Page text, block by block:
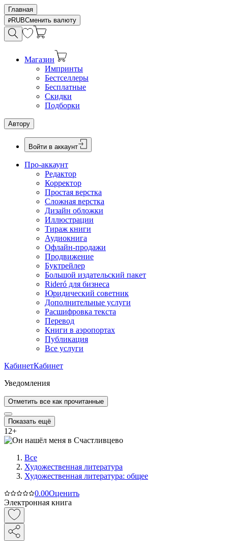
Главная
RUBСменить валюту
Магазин
Импринты
Бестселлеры
Бесплатные
Скидки
Подборки
Автору
Войти в аккаунт
Про-аккаунт
Редактор
Корректор
Простая верстка
Сложная верстка
Дизайн обложки
Иллюстрации
Тираж книги
Аудиокнига
Офлайн-продажи
Продвижение
Буктрейлер
Большой издательский пакет
Rideró для бизнеса
Юридический советник
Дополнительные услуги
Расшифровка текста
Перевод
Книги в аэропортах
Публикация
Все услуги
КабинетКабинет
Уведомления
Отметить все как прочитанные
Показать ещё
12+
Все
Художественная литература
Художественная литература: общее
0.00Оценить
Электронная книга